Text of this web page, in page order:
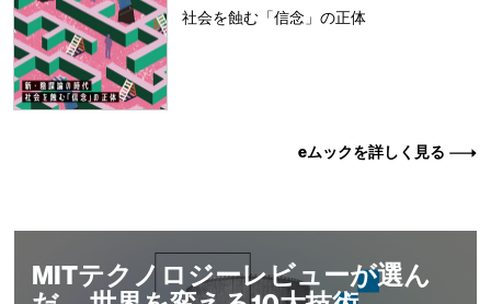
社会を蝕む「信念」の正体
eムックを詳しく見る
MITテクノロジーレビューが選ん